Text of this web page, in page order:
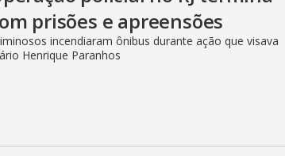
prisões e apreensões
incendiaram ônibus durante ação que visava
Henrique Paranhos